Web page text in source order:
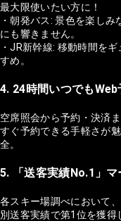
最大限使いたい方に！
・朝発バス: 景色を楽し
にも響きません。
・JR新幹線: 移動時間を
すめ。
4. 24時間いつでも
空席照会から予約・決済
すぐ予約できる手軽さが
全。
5. 「送客実績No.1」
各スキー場調べにおいて
別送客実績で第1位を獲得